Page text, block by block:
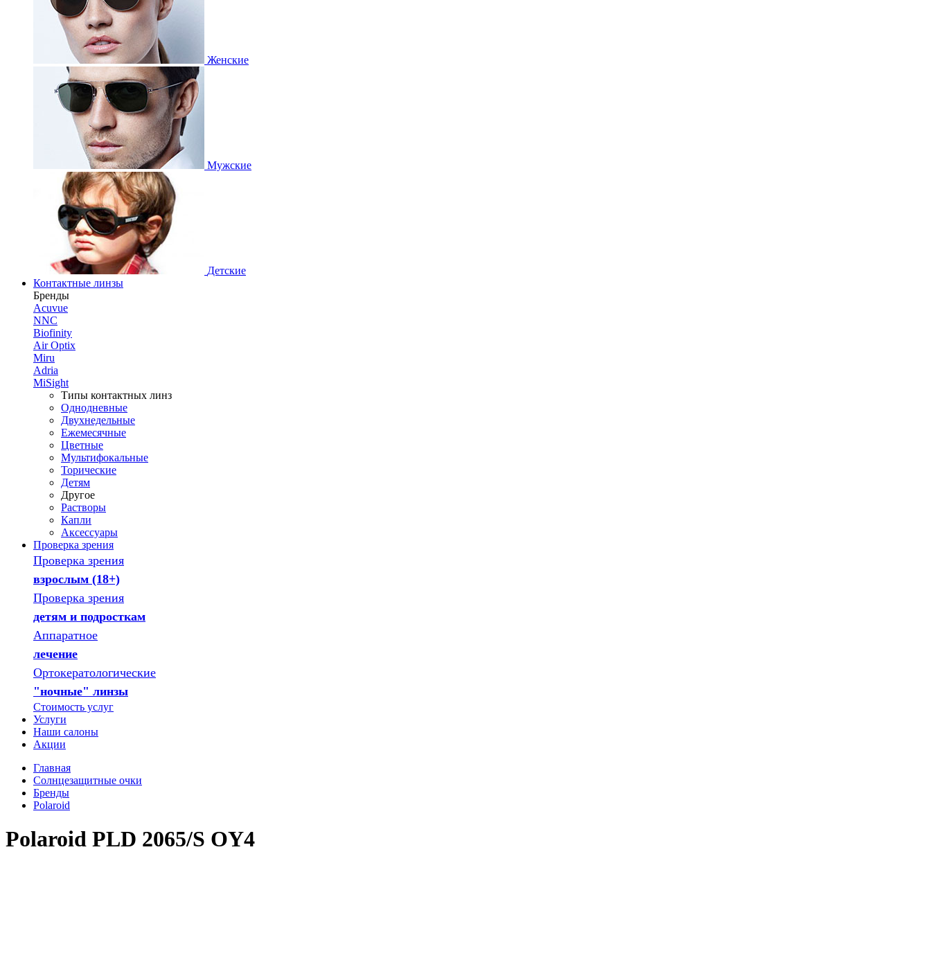
Женские
Мужские
Детские
Контактные линзы
Бренды
Acuvue
NNC
Biofinity
Air Optix
Miru
Adria
MiSight
Типы контактных линз
Однодневные
Двухнедельные
Ежемесячные
Цветные
Мультифокальные
Торические
Детям
Другое
Растворы
Капли
Аксессуары
Проверка зрения
Проверка зрения
взрослым (18+)
Проверка зрения
детям и подросткам
Аппаратное
лечение
Ортокератологические
"ночные" линзы
Стоимость услуг
Услуги
Наши салоны
Акции
Главная
Солнцезащитные очки
Бренды
Polaroid
Polaroid PLD 2065/S OY4